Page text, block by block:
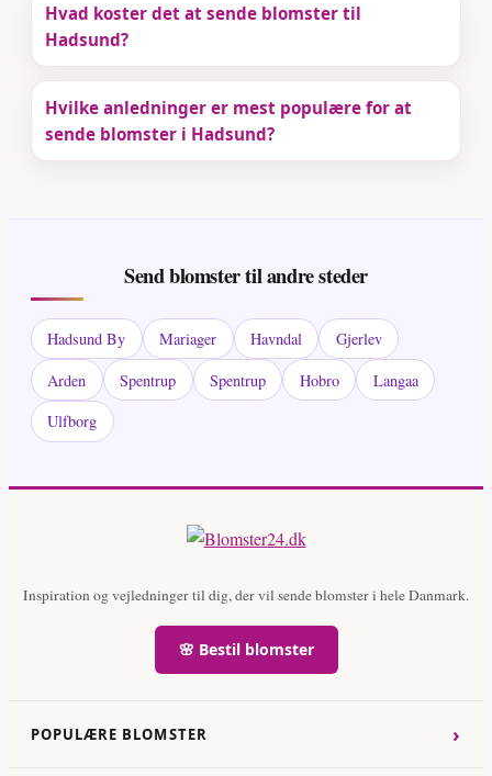
Hvad koster det at sende blomster til
Hadsund?
Hvilke anledninger er mest populære for at
sende blomster i Hadsund?
Send blomster til andre steder
Hadsund By Mariager Havndal
Gjerlev
Arden
Spentrup Spentrup Hobro
Langaa
Ulfborg
Inspiration og vejledninger til dig, der vil sende blomster i hele Danmark.
🌸 Bestil blomster
POPULÆRE BLOMSTER ›